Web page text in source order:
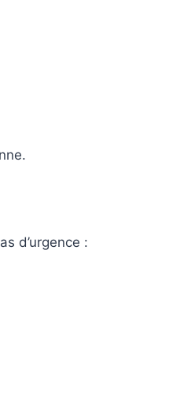
d’urgence :